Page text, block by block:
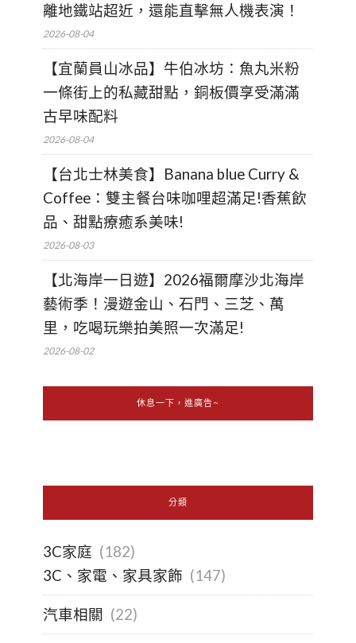
離地鐵站超近，還能直擊無人機表演！
2026-08-04
【宜蘭員山冰品】牛伯冰坊：魚丸米粉
一條街上的私藏甜點，銅板價享受滿滿
古早味配料
2026-08-04
【台北士林美食】Banana blue Curry &
Coffee：雙主餐台味咖哩超滿足!香蕉飲
品、甜點療癒系美味!
2026-08-03
【北海岸一日遊】2026福爾摩沙北海岸
藝術季！漫遊金山、石門、三芝、萬
里，吃喝玩樂拍美照一次滿足!
2026-08-02
休息一下，進廣告~
分類
3C家庭 (182)
3C、家電、家具家飾 (147)
汽車相關 (22)